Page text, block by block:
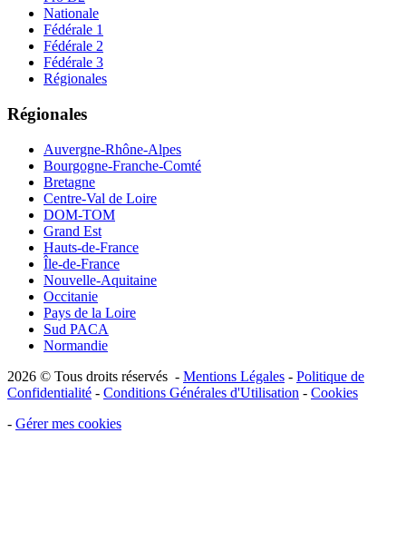
Nationale
Fédérale 1
Fédérale 2
Fédérale 3
Régionales
Régionales
Auvergne-Rhône-Alpes
Bourgogne-Franche-Comté
Bretagne
Centre-Val de Loire
DOM-TOM
Grand Est
Hauts-de-France
Île-de-France
Nouvelle-Aquitaine
Occitanie
Pays de la Loire
Sud PACA
Normandie
2026 © Tous droits réservés - Mentions Légales - Politique de
Confidentialité - Conditions Générales d'Utilisation - Cookies
- Gérer mes cookies